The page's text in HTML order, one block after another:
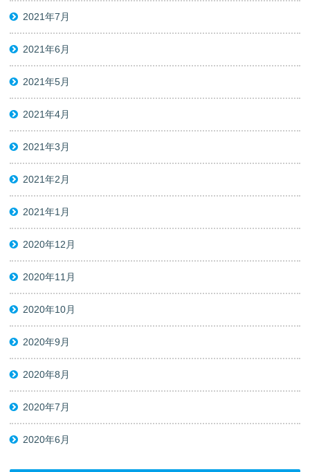
2021年7月
2021年6月
2021年5月
2021年4月
2021年3月
2021年2月
2021年1月
2020年12月
2020年11月
2020年10月
2020年9月
2020年8月
2020年7月
2020年6月